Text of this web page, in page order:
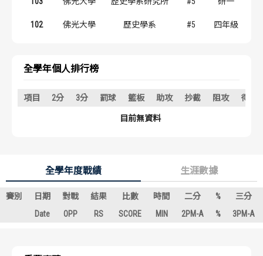
歷屆個人獎得主
歷屆個人獎得主
102 佛光大學 歷史學系 #5 四年級
全學年個人排行榜
項目 2分 3分 罰球 籃板 助攻 抄截 阻攻 得分
目前無資料
全學年度戰績 生涯數據
賽別 日期 對戰 結果 比數 時間 二分 %
三分
Date
OPP RS SCORE MIN 2PM-A % 3PM-A